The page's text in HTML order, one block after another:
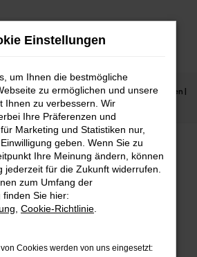
Kia
Kia Sportage in Balingen günstig kaufen |
in
günstig
Einstellungen
um Ihnen die bestmögliche
zu ermöglichen und unsere
Ihnen zu verbessern. Wir
Ihre Präferenzen und
Marketing und Statistiken nur,
geben. Wenn Sie zu
Ihre Meinung ändern, können
jederzeit für die Zukunft widerrufen.
zum Umfang der
Sie hier:
Cookie-Richtlinie
Cookies werden von uns eingesetzt: